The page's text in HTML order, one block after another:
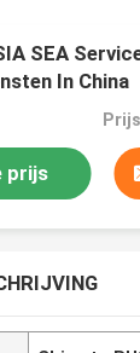
SEA
In China
prijs